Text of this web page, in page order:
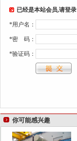
已经是本站会员,请登录
*用户名：
*密 码：
*验证码：
你可能感兴趣